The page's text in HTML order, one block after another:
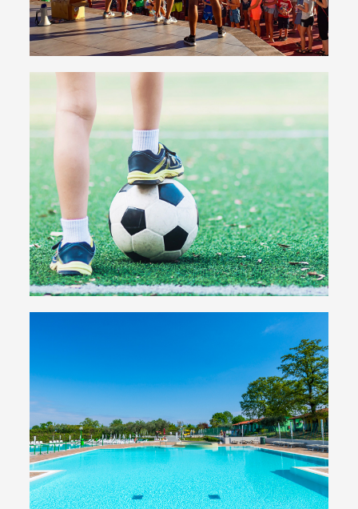
Sport et remise en forme
Terrains de foot, foot à 5, beach-volley, tennis,
basket... même les plus sportifs ne s'ennuient jamais !
Découvrez les possibilités
Piscines
Trois grandes piscines pour la détente et l'amusement
des petits et des grands
Plongez avec nous